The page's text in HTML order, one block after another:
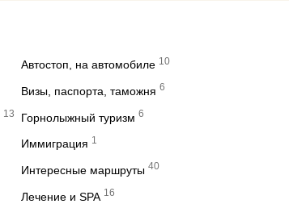
Автостоп, на автомобиле 10
Визы, паспорта, таможня 6
13 Горнолыжный туризм 6
Иммиграция 1
Интересные маршруты 40
Лечение и SPA 16